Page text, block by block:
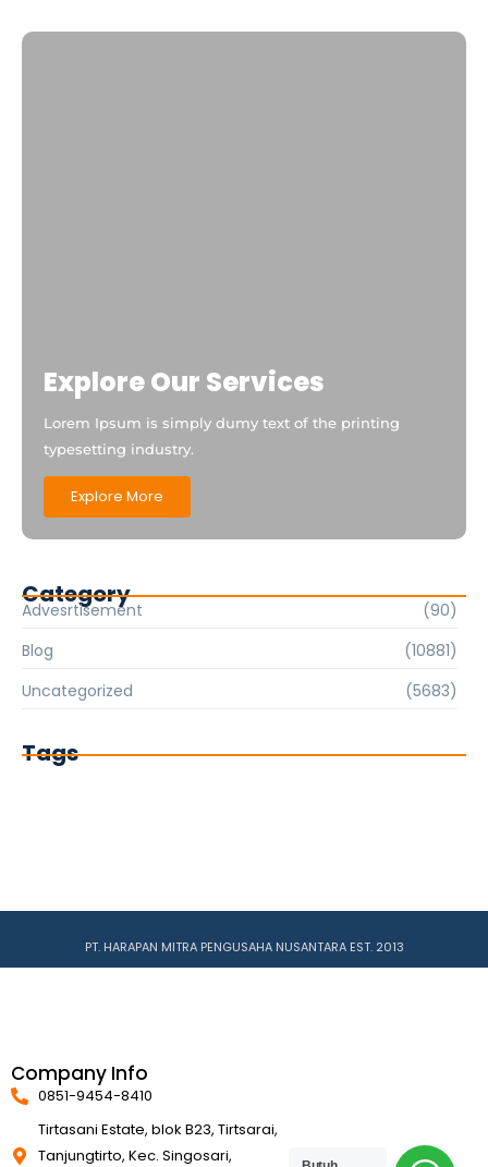
Explore Our Services
Lorem Ipsum is simply dumy text of the printing
typesetting industry.
Explore More
Category
Advesrtisement
(90)
Blog
(10881)
Uncategorized
(5683)
Tags
PT. HARAPAN MITRA PENGUSAHA NUSANTARA EST. 2013
Company Info
0851-9454-8410
Tirtasani Estate, blok B23, Tirtsarai,
Tanjungtirto, Kec. Singosari,